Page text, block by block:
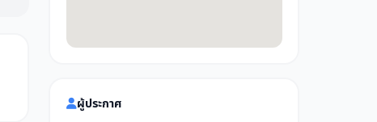
ผู้ประกาศ